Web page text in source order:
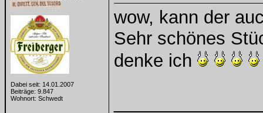
Dabei seit: 14.01.2007
Beiträge: 9.847
Wohnort: Schwedt
wow, kann der
Sehr schönes
denke ich